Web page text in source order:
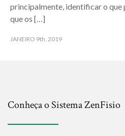
principalmente, identificar o que
que os […]
JANEIRO 9th, 2019
Conheça o Sistema ZenFisio